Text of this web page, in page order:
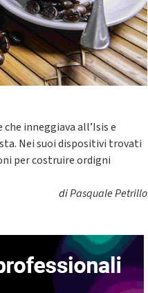
inneggiava all’Isis e
Nei suoi dispositivi trovati
per costruire ordigni
diPasquale Petrillo